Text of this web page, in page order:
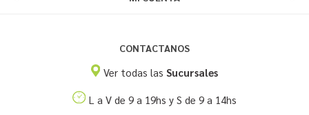
CONTACTANOS
Ver todas las Sucursales
L a V de 9 a 19hs y S de 9 a 14hs